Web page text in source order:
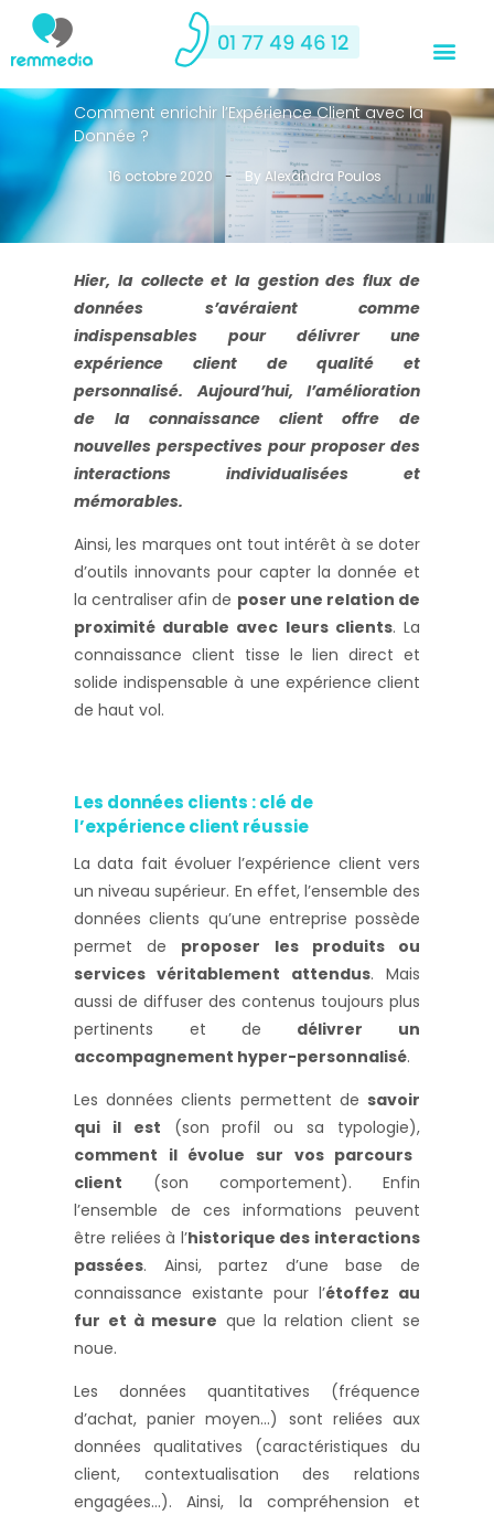
Comment enrichir l’Expérience Client avec la
Donnée ?
16 octobre 2020 - By Alexandra Poulos
Hier, la collecte et la gestion des flux de
données s’avéraient comme
indispensables pour délivrer une
expérience client de qualité et
personnalisé. Aujourd’hui, l’amélioration
de la connaissance client offre de
nouvelles perspectives pour proposer des
interactions individualisées et
mémorables.
Ainsi, les marques ont tout intérêt à se doter
d’outils innovants pour capter la donnée et
la centraliser afin de poser une relation de
proximité durable avec leurs clients. La
connaissance client tisse le lien direct et
solide indispensable à une expérience client
de haut vol.
Les données clients : clé de
l’expérience client réussie
La data fait évoluer l’expérience client vers
un niveau supérieur. En effet, l’ensemble des
données clients qu’une entreprise possède
permet de proposer les produits ou
services véritablement attendus. Mais
aussi de diffuser des contenus toujours plus
pertinents et de délivrer un
accompagnement hyper-personnalisé.
Les données clients permettent de savoir
qui il est (son profil ou sa typologie),
comment il évolue sur vos parcours
client (son comportement). Enfin
l’ensemble de ces informations peuvent
être reliées à l’historique des interactions
passées. Ainsi, partez d’une base de
connaissance existante pour l’étoffez au
fur et à mesure que la relation client se
noue.
Les données quantitatives (fréquence
d’achat, panier moyen…) sont reliées aux
données qualitatives (caractéristiques du
client, contextualisation des relations
engagées…). Ainsi, la compréhension et